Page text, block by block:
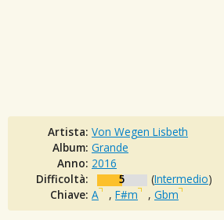
Artista: Von Wegen Lisbeth
Album: Grande
Anno: 2016
Difficoltà:
5 (Intermedio)
Chiave: A , F#m , Gbm